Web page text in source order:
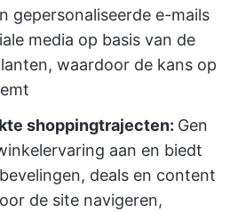
gepersonaliseerde e-mails
media op basis van de
waardoor de kans op
shoppingtrajecten: Gen
aan en biedt
deals en content
de site navigeren,